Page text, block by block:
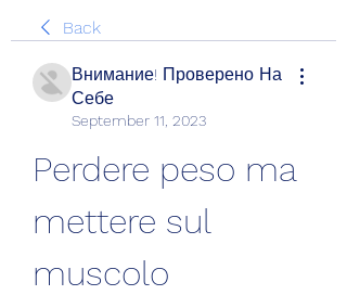
Back
Внимание! Проверено На
Себе
September 11, 2023
Perdere peso ma
mettere sul
muscolo